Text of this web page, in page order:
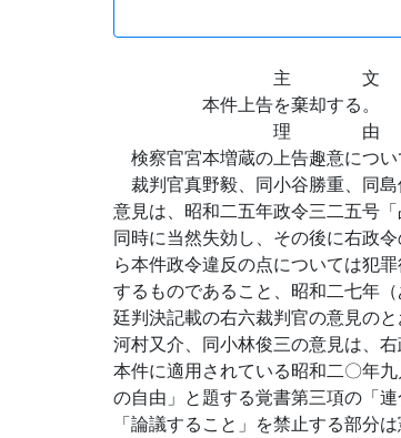
主 文
本件上告を棄却する。
理 由
検察官宮本増蔵の上告趣意につい
裁判官真野毅、同小谷勝重、同
意見は、昭和二五年政令三二五号
同時に当然失効し、その後に右政
ら本件政令違反の点については犯
するものであること、昭和二七年
廷判決記載の右六裁判官の意見の
河村又介、同小林俊三の意見は、
本件に適用されている昭和二〇年
の自由」と題する覚書第三項の「
「論議すること」を禁止する部分